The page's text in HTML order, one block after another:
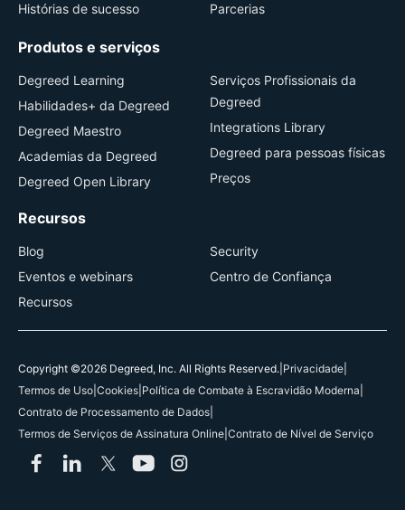
Histórias de sucesso
Parcerias
Produtos e serviços
Degreed Learning
Habilidades+ da Degreed
Degreed Maestro
Academias da Degreed
Degreed Open Library
Serviços Profissionais da
Degreed
Integrations Library
Degreed para pessoas físicas
Preços
Recursos
Blog
Eventos e webinars
Recursos
Security
Centro de Confiança
Copyright ©2026 Degreed, Inc. All Rights Reserved. Privacidade
Termos de Uso Cookies Política de Combate à Escravidão Moderna
Contrato de Processamento de Dados
Termos de Serviços de Assinatura Online Contrato de Nível de Serviço